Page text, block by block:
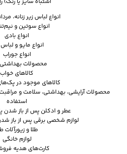
انواع لباس زیر زنانه،
انواع سوتین و
انواع بادی
انواع مایو و
انواع جوراب
محصولات بهداشتی
کالاهای خواب
کالاهای موجود در
محصولات آرایشی، بهداشتی، سلامت و
استفاده
عطر و ادکلن پس از باز شدن
لوازم شخصی برقی پس از باز
طلا و زیورآلات
لوازم خانگی
کارت‌های هدیه